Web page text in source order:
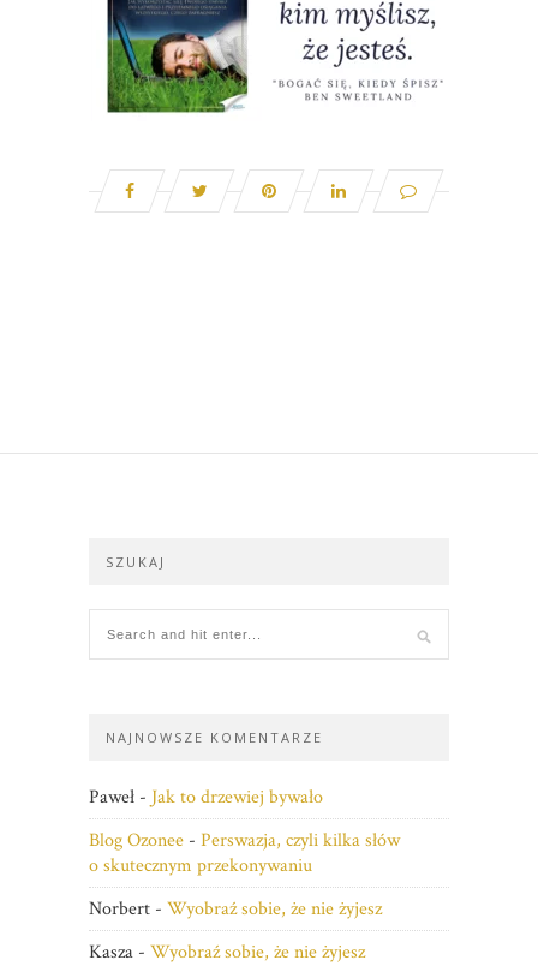
SZUKAJ
NAJNOWSZE KOMENTARZE
Paweł - Jak to drzewiej bywało
Blog Ozonee - Perswazja, czyli kilka słów
o skutecznym przekonywaniu
Norbert - Wyobraź sobie, że nie żyjesz
Kasza - Wyobraź sobie, że nie żyjesz